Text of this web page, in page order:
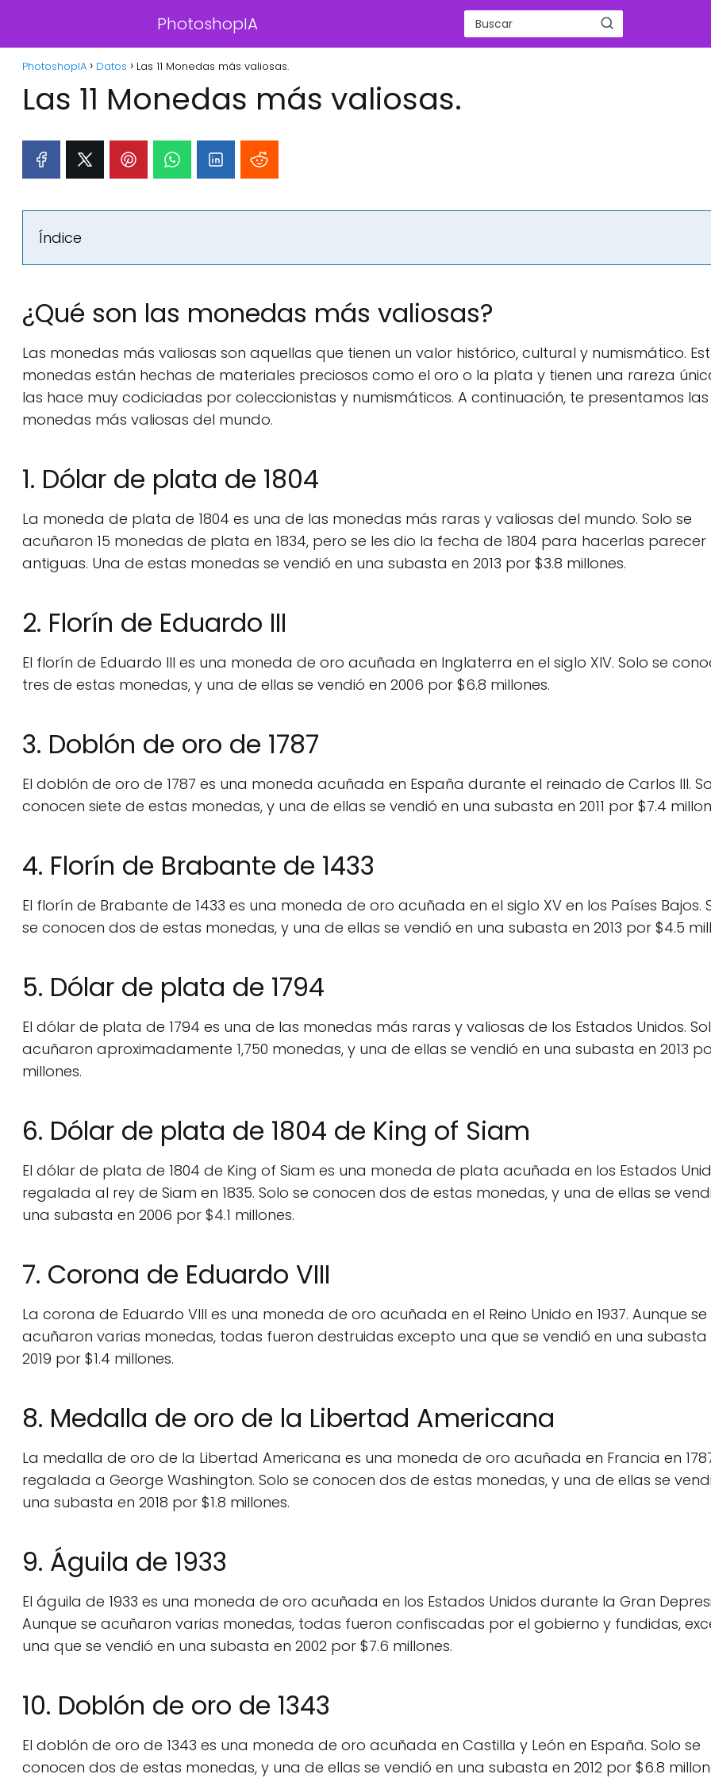
PhotoshopIA
PhotoshopIA Datos Las 11 Monedas más valiosas.
Las 11 Monedas más valiosas.
Índice
¿Qué son las monedas más valiosas?
Las monedas más valiosas son aquellas que tienen un valor histórico, cultural y numismático.
monedas están hechas de materiales preciosos como el oro o la plata y tienen una rareza
las hace muy codiciadas por coleccionistas y numismáticos. A continuación, te presentamos las
monedas más valiosas del mundo.
1. Dólar de plata de 1804
La moneda de plata de 1804 es una de las monedas más raras y valiosas del mundo. Solo se
acuñaron 15 monedas de plata en 1834, pero se les dio la fecha de 1804 para hacerlas parecer
antiguas. Una de estas monedas se vendió en una subasta en 2013 por $3.8 millones.
2. Florín de Eduardo III
El florín de Eduardo III es una moneda de oro acuñada en Inglaterra en el siglo XIV. Solo se
tres de estas monedas, y una de ellas se vendió en 2006 por $6.8 millones.
3. Doblón de oro de 1787
El doblón de oro de 1787 es una moneda acuñada en España durante el reinado de Carlos III.
conocen siete de estas monedas, y una de ellas se vendió en una subasta en 2011 por $7.4
4. Florín de Brabante de 1433
El florín de Brabante de 1433 es una moneda de oro acuñada en el siglo XV en los Países Bajos.
se conocen dos de estas monedas, y una de ellas se vendió en una subasta en 2013 por $4.5
5. Dólar de plata de 1794
El dólar de plata de 1794 es una de las monedas más raras y valiosas de los Estados Unidos.
acuñaron aproximadamente 1,750 monedas, y una de ellas se vendió en una subasta en 2013
millones.
6. Dólar de plata de 1804 de King of Siam
El dólar de plata de 1804 de King of Siam es una moneda de plata acuñada en los Estados
regalada al rey de Siam en 1835. Solo se conocen dos de estas monedas, y una de ellas se
una subasta en 2006 por $4.1 millones.
7. Corona de Eduardo VIII
La corona de Eduardo VIII es una moneda de oro acuñada en el Reino Unido en 1937. Aunque se
acuñaron varias monedas, todas fueron destruidas excepto una que se vendió en una subasta
2019 por $1.4 millones.
8. Medalla de oro de la Libertad Americana
La medalla de oro de la Libertad Americana es una moneda de oro acuñada en Francia en
regalada a George Washington. Solo se conocen dos de estas monedas, y una de ellas se
una subasta en 2018 por $1.8 millones.
9. Águila de 1933
El águila de 1933 es una moneda de oro acuñada en los Estados Unidos durante la Gran
Aunque se acuñaron varias monedas, todas fueron confiscadas por el gobierno y fundidas,
una que se vendió en una subasta en 2002 por $7.6 millones.
10. Doblón de oro de 1343
El doblón de oro de 1343 es una moneda de oro acuñada en Castilla y León en España. Solo se
conocen dos de estas monedas, y una de ellas se vendió en una subasta en 2012 por $6.8